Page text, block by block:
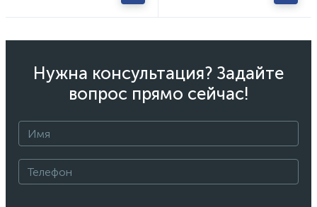
Нужна консультация? Задайте
вопрос прямо сейчас!